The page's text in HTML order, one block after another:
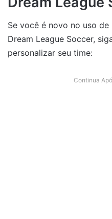
Se você é novo no uso
Dream League Soccer,
personalizar seu time:
Continua